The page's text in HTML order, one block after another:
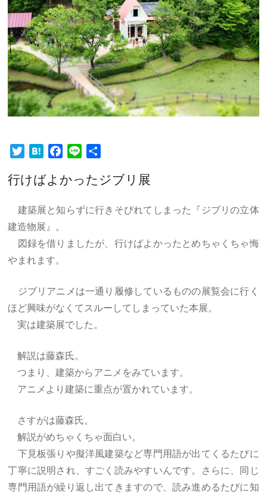
TwitterHatenaFacebook
Line
行けばよかったジブリ展
建築展と知らずに行きそびれてしまった『ジブリの立体
建造物展』。
図録を借りましたが、行けばよかったとめちゃくちゃ悔
やまれます。
ジブリアニメは一通り履修しているものの展覧会に行く
ほど興味がなくてスルーしてしまっていた本展。
実は建築展でした。
解説は藤森氏。
つまり、建築からアニメをみています。
アニメより建築に重点が置かれています。
さすがは藤森氏。
解説がめちゃくちゃ面白い。
下見板張りや擬洋風建築など専門用語が出てくるたびに
丁寧に説明され、すごく読みやすいんです。さらに、同じ
専門用語が繰り返し出てきますので、読み進めるたびに知